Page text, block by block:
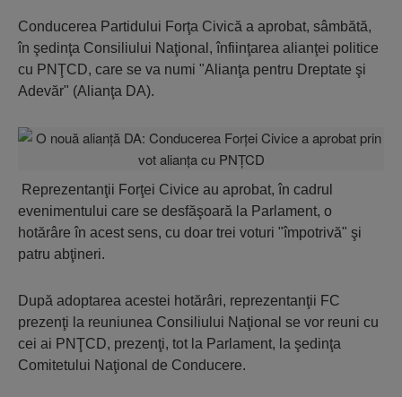
Conducerea Partidului Forţa Civică a aprobat, sâmbătă,
în şedinţa Consiliului Naţional, înfiinţarea alianţei politice
cu PNŢCD, care se va numi "Alianţa pentru Dreptate şi
Adevăr" (Alianţa DA).
Reprezentanţii Forţei Civice au aprobat, în cadrul
evenimentului care se desfăşoară la Parlament, o
hotărâre în acest sens, cu doar trei voturi "împotrivă" şi
patru abţineri.
După adoptarea acestei hotărâri, reprezentanţii FC
prezenţi la reuniunea Consiliului Naţional se vor reuni cu
cei ai PNŢCD, prezenţi, tot la Parlament, la şedinţa
Comitetului Naţional de Conducere.